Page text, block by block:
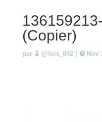
(Copier)
par @lois_842| Nov